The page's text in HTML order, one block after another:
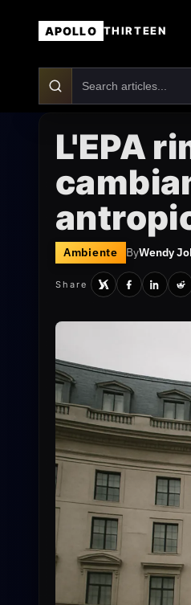
APOLLO THIRTEEN
L'EPA
Ambiente ByWendy
Share